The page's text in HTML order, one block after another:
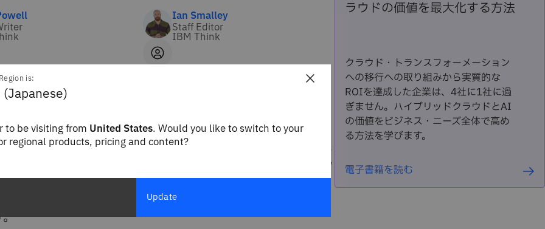
Ian Smalley
Staff Editor
IBM Think
ースケールとは
ルとは、きわめて大規模なワークロードに対応できる並外
えた設計の分散コンピューティング環境でありアーキテク
連用語の"ハイパースケーラー"は、従来のオンプレミス・
に比べて格段に大規模なハイパースケール・データセンタ
ラウドの価値を最大化する方法
クラウド・トランスフォーメーション
への移行への取り組みから実質的な
ROIを達成した企業は、4社に1社に過
ぎません。ハイブリッドクラウドとAI
の価値をビジネス・ニーズ全体で高め
る方法を学びます。
電子書籍を読む
×
is:
to be visiting from United States. Would you like to switch to your
regional products, pricing and content?
Update